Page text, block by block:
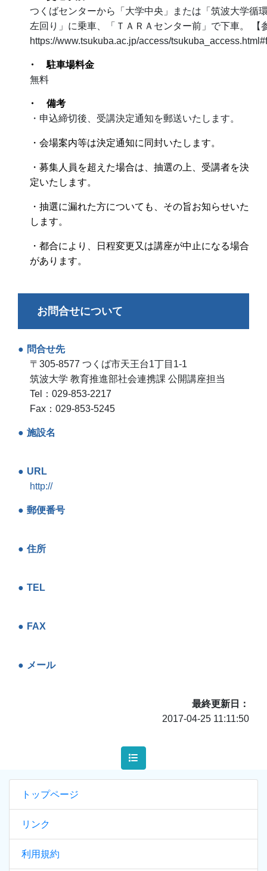
トップページ
リンク
利用規約
つくばセンターから「大学中央」または「筑波大学循
左回り」に乗車、「ＴＡＲＡセンター前」で下車。 【
https://www.tsukuba.ac.jp/access/
駐車場料金
無料
備考
・申込締切後、受講決定通知を郵送いたします。
・会場案内等は決定通知に同封いたします。
・募集人員を超えた場合は、抽選の上、受講者を決
定いたします。
・抽選に漏れた方についても、その旨お知らせいた
します。
・都合により、日程変更又は講座が中止になる場合
があります。
お問合せについて
問合せ先
〒305-8577 つくば市天王台1丁目1-1
筑波大学 教育推進部社会連携課 公開講座担当
Tel：029-853-2217
Fax：029-853-5245
施設名
URL
http://
郵便番号
住所
TEL
FAX
メール
最終更新日
2017-04-25 11:11:50